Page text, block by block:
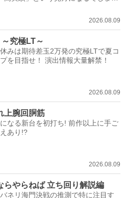
2026.08.09
究極LT～
みは期待差玉2万発の究極LTで夏コ
を目指せ！ 演出情報大量解禁！
2026.08.09
上腕回胴筋
なる新台を初打ち! 前作以上に手ご
あり!?
2026.08.09
らやらねば 立ち回り解説編
ネリ海門決戦の推測で特に注目す